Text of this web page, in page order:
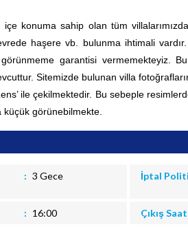
konuma sahip olan tüm
haşere vb. bulunma ihtimali vardır.
garantisi vermemekteyiz.
Sitemizde bulunan villa
ile çekilmektedir. Bu sebeple
görünebilmekte.
3 Gece İptal
16:00 Çıkış